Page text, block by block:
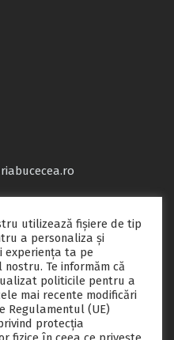
nr.71, județul
utilizează fişiere de tip
a personaliza și
experiența ta pe
Te informăm că
politicile pentru a
mai recente modificări
Regulamentul (UE)
protecția